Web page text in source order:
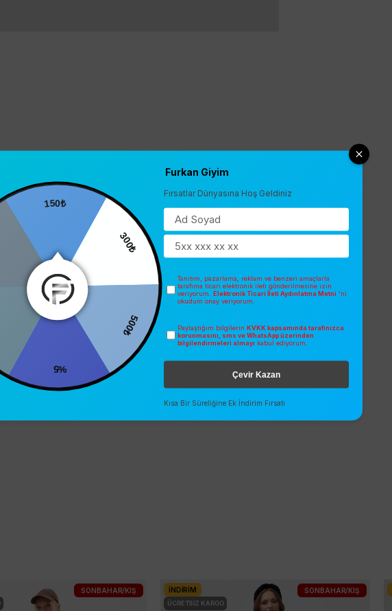
SONBAHAR/KIŞ İNDIRIM
ÜCRETSIZ KARGO
SONBAHAR/KIŞ
150₺
300₺
500₺
%5
Furkan Giyim
Fırsatlar Dünyasına Hoş Geldiniz
Tanıtım, pazarlama, reklam ve benzeri amaçlarla
tarafıma ticari elektronik ileti gönderilmesine izin
veriyorum. Elektronik Ticari İleti Aydınlatma Metni 'ni
okudum onay veriyorum.
Paylaştığım bilgilerin KVKK kapsamında tarafınızca
korunmasını, sms ve WhatsApp üzerinden
bilgilendirmeleri almayı kabul ediyorum.
Çevir Kazan
Kısa Bir Süreliğine Ek İndirim Fırsatı